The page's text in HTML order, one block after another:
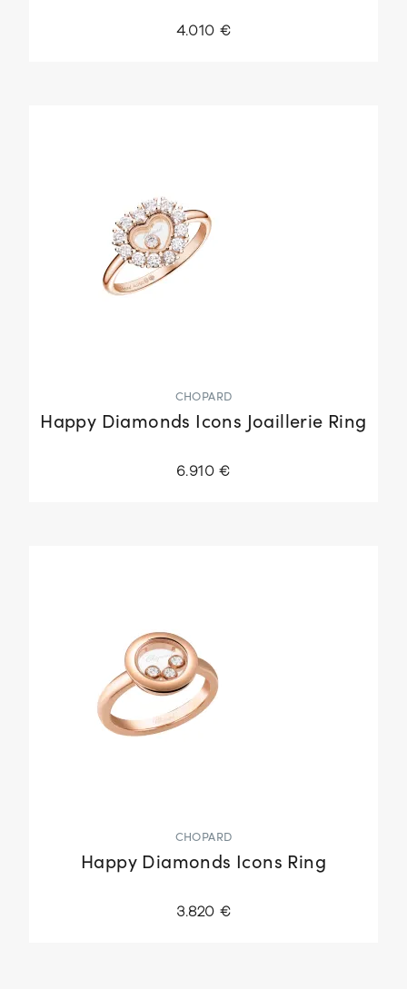
4.010 €
CHOPARD
Happy Diamonds Icons Joaillerie Ring
6.910 €
CHOPARD
Happy Diamonds Icons Ring
3.820 €